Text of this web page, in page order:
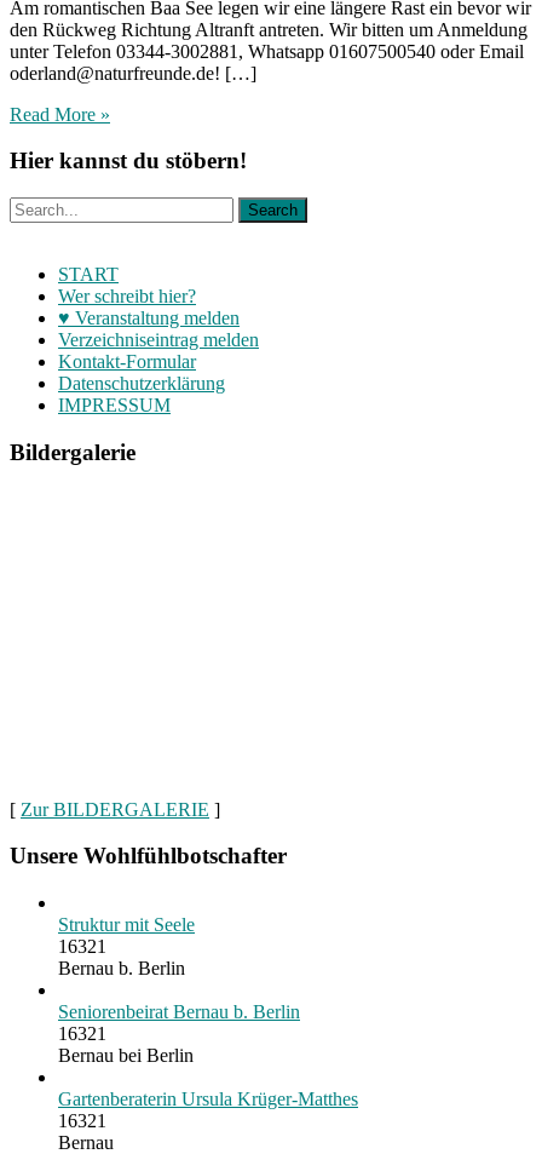
Am romantischen Baa See legen wir eine längere Rast ein bevor wir
den Rückweg Richtung Altranft antreten. Wir bitten um Anmeldung
unter Telefon 03344-3002881, Whatsapp 01607500540 oder Email
oderland@naturfreunde.de! […]
Read More »
Hier kannst du stöbern!
START
Wer schreibt hier?
♥ Veranstaltung melden
Verzeichniseintrag melden
Kontakt-Formular
Datenschutzerklärung
IMPRESSUM
Bildergalerie
[ Zur BILDERGALERIE ]
Unsere Wohlfühlbotschafter
Struktur mit Seele
16321
Bernau b. Berlin
Seniorenbeirat Bernau b. Berlin
16321
Bernau bei Berlin
Gartenberaterin Ursula Krüger-Matthes
16321
Bernau